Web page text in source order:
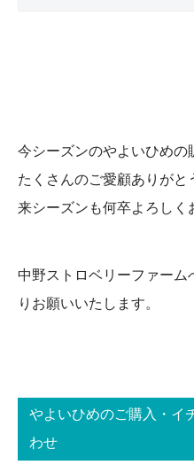
今シーズンのやよいひめの
たくさんのご愛顧ありがと
来シーズンも何卒よろしく
中野ストロベリーファーム
りお願いいたします。
やよいひめのご購入・イ
わせ